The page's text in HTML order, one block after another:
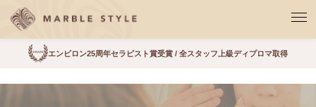
エンビロン25周年セラピスト賞受賞 / 全スタッフ上級ディプロマ取得